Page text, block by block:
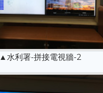
▲水利署-拼接電視牆-2